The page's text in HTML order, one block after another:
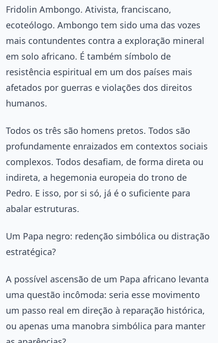
Fridolin Ambongo. Ativista, franciscano,
ecoteólogo. Ambongo tem sido uma das vozes
mais contundentes contra a exploração mineral
em solo africano. É também símbolo de
resistência espiritual em um dos países mais
afetados por guerras e violações dos direitos
humanos.
Todos os três são homens pretos. Todos são
profundamente enraizados em contextos sociais
complexos. Todos desafiam, de forma direta ou
indireta, a hegemonia europeia do trono de
Pedro. E isso, por si só, já é o suficiente para
abalar estruturas.
Um Papa negro: redenção simbólica ou distração
estratégica?
A possível ascensão de um Papa africano levanta
uma questão incômoda: seria esse movimento
um passo real em direção à reparação histórica,
ou apenas uma manobra simbólica para manter